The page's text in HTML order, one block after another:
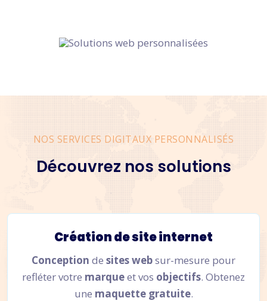
NOS SERVICES DIGITAUX PERSONNALISÉS
Découvrez nos solutions
Création de site internet
Conception de sites websur-mesure pour
refléter votre marqueet vos objectifs. Obtenez
une maquette gratuite.